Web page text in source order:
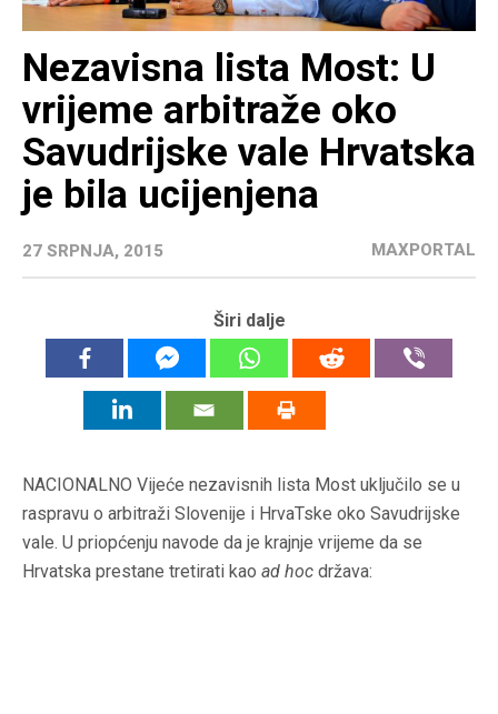
Nezavisna lista Most: U
vrijeme arbitraže oko
Savudrijske vale Hrvatska
je bila ucijenjena
27 SRPNJA, 2015 MAXPORTAL
Širi dalje
NACIONALNO Vijeće nezavisnih lista Most uključilo se u
raspravu o arbitraži Slovenije i HrvaTske oko Savudrijske
vale. U priopćenju navode da je krajnje vrijeme da se
Hrvatska prestane tretirati kao ad hoc država: